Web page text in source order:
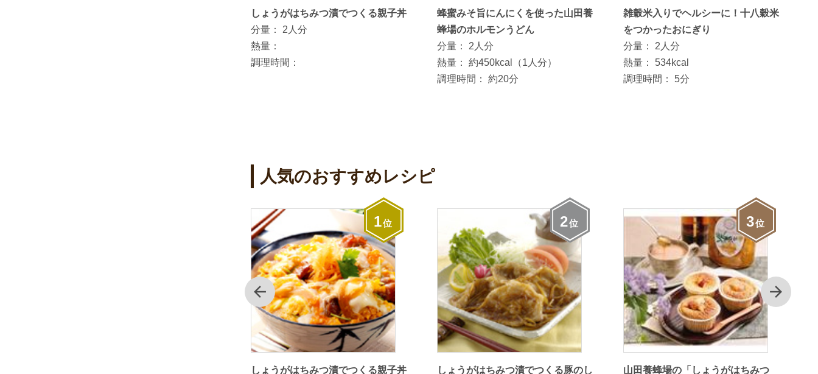
しょうがはちみつ漬でつくる親子丼
分量：
2人分
熱量：
調理時間：
蜂蜜みそ旨にんにくを使った山田養
蜂場のホルモンうどん
分量：
2人分
熱量：
約450kcal（1人分）
調理時間：
約20分
雑穀米入りでヘルシーに！十八穀米
をつかったおにぎり
分量：
2人分
熱量：
534kcal
調理時間：
5分
人気のおすすめレシピ
前
1位
しょうがはちみつ漬でつくる親子丼
2位
しょうがはちみつ漬でつくる豚のし
3位
山田養蜂場の「しょうがはちみつ
次